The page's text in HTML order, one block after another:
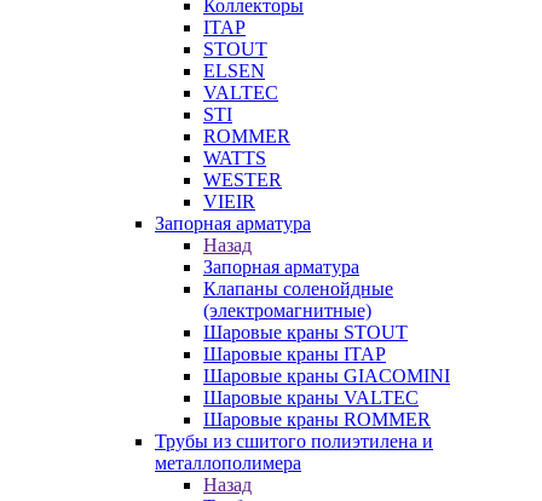
Коллекторы
ITAP
STOUT
ELSEN
VALTEC
STI
ROMMER
WATTS
WESTER
VIEIR
Запорная арматура
Назад
Запорная арматура
Клапаны соленойдные
(электромагнитные)
Шаровые краны STOUT
Шаровые краны ITAP
Шаровые краны GIACOMINI
Шаровые краны VALTEC
Шаровые краны ROMMER
Трубы из сшитого полиэтилена и
металлополимера
Назад